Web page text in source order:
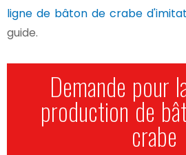
ligne de bâton de crabe
guide.
Demande pour
production de
crabe